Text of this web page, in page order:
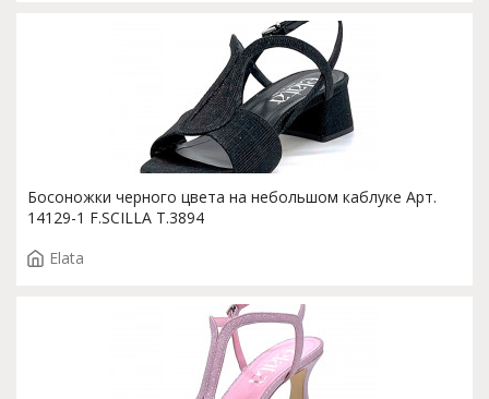
Босоножки черного цвета на небольшом каблуке Арт.
14129-1 F.SCILLA T.3894
Elata